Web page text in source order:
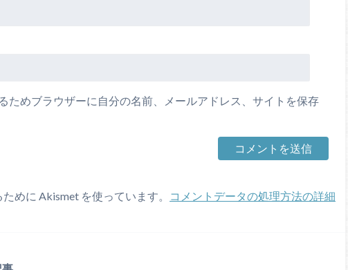
ためブラウザーに自分の名前、メールアドレス、サイトを保存
めに Akismet を使っています。
コメントデータの処理方法の詳細